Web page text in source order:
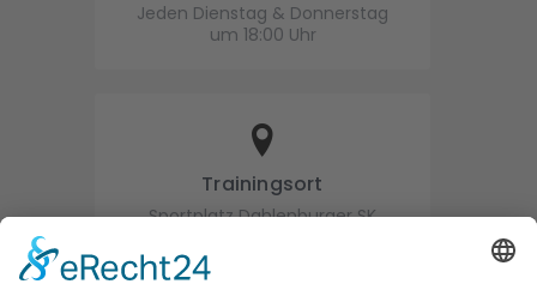
Jeden Dienstag & Donnerstag
um 18:00 Uhr
Trainingsort
Sportplatz Dahlenburger SK